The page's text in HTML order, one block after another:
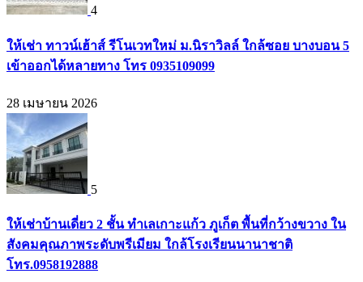
4
ให้เช่า ทาวน์เฮ้าส์ รีโนเวทใหม่ ม.นิราวิลล์ ใกล้ซอย บางบอน 5
เข้าออกได้หลายทาง โทร 0935109099
28 เมษายน 2026
5
ให้เช่าบ้านเดี่ยว 2 ชั้น ทำเลเกาะแก้ว ภูเก็ต พื้นที่กว้างขวาง ใน
สังคมคุณภาพระดับพรีเมียม ใกล้โรงเรียนนานาชาติ
โทร.0958192888